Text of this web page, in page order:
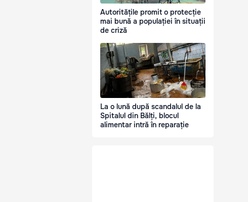
Autoritățile promit o protecție
mai bună a populației în situații
de criză
La o lună după scandalul de la
Spitalul din Bălți, blocul
alimentar intră în reparație